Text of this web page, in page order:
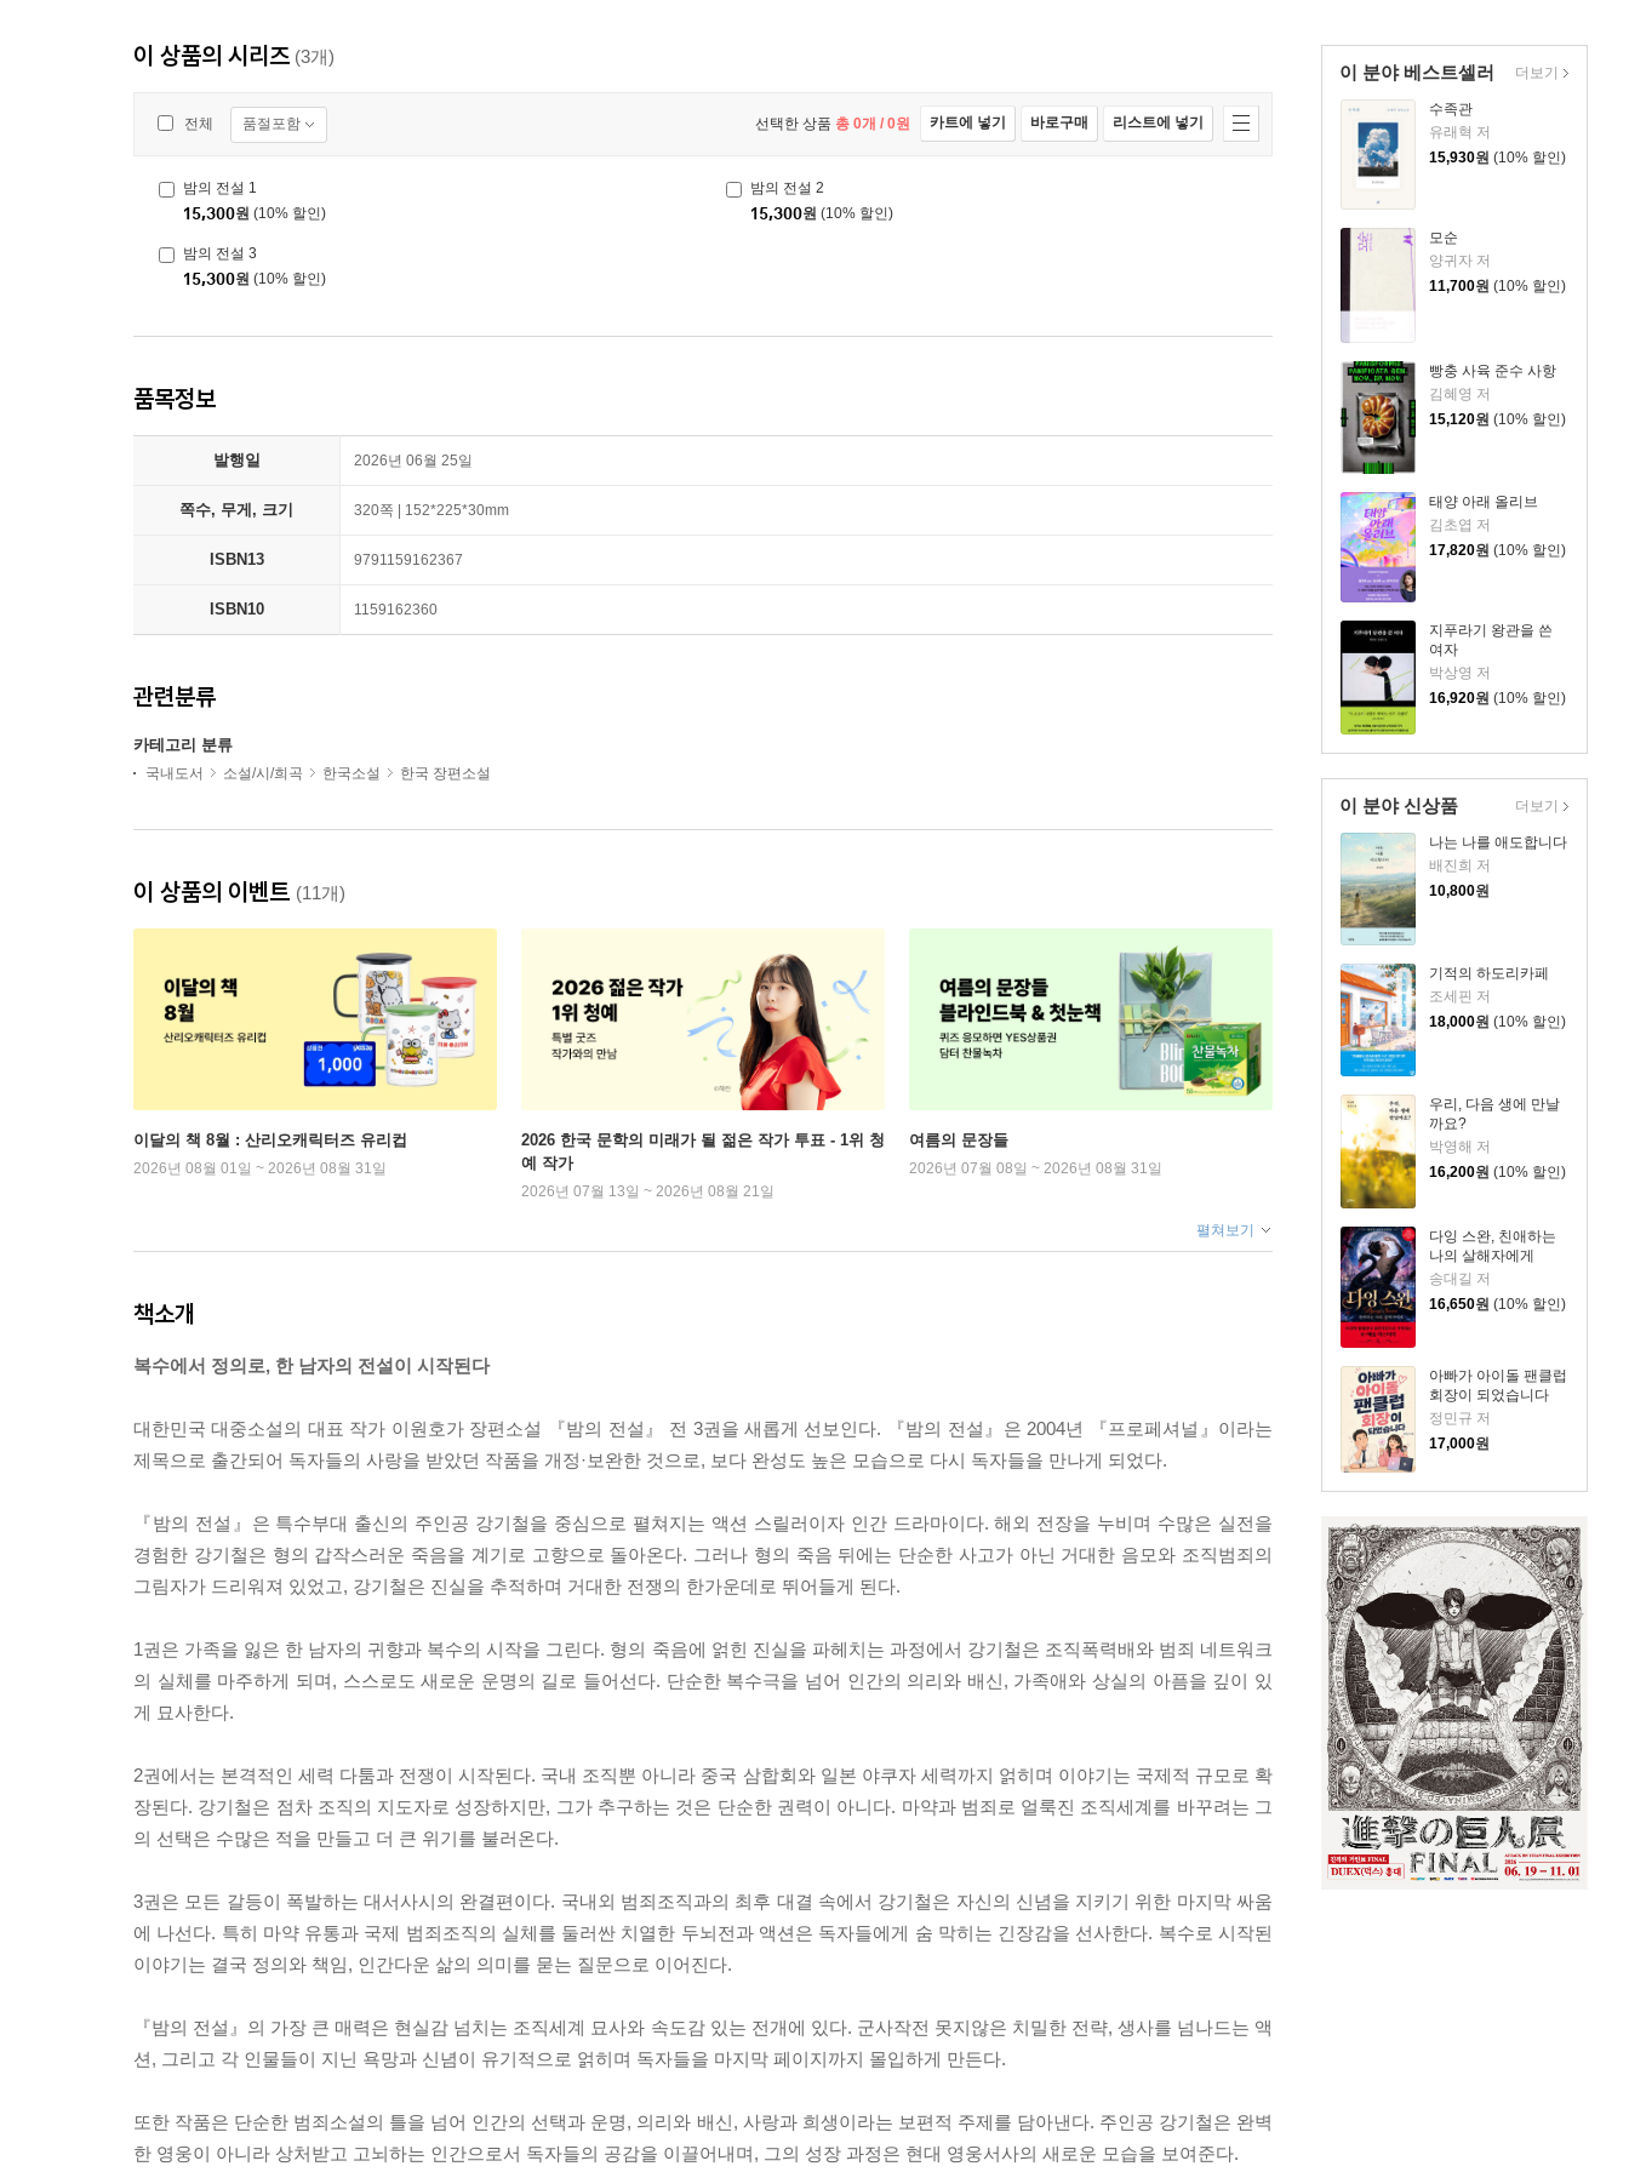
이 분야 베스트셀러
수족관
유래혁 저
15,930원 (10% 할인)
모순
양귀자 저
11,700원 (10% 할인)
빵충 사육 준수 사항
김혜영 저
15,120원 (10% 할인)
태양 아래 올리브
김초엽 저
17,820원 (10% 할인)
지푸라기 왕관을 쓴
여자
박상영 저
16,920원 (10% 할인)
더보기
이 분야 신상품
나는 나를 애도합니다
배진희 저
10,800원
기적의 하도리카페
조세핀 저
18,000원 (10% 할인)
우리, 다음 생에 만날
까요?
박영해 저
16,200원 (10% 할인)
다잉 스완, 친애하는
나의 살해자에게
송대길 저
16,650원 (10% 할인)
아빠가 아이돌 팬클럽
회장이 되었습니다
정민규 저
17,000원
더보기
이 상품의 시리즈 (3개)
전체 품절포함 선택한 상품 총 0개 / 0원 카트에 넣기 바로구매 리스트에 넣기
밤의 전설 1
15,300원 (10% 할인)
밤의 전설 2
15,300원 (10% 할인)
밤의 전설 3
15,300원 (10% 할인)
품목정보
발행일 2026년 06월 25일
쪽수, 무게, 크기 320쪽 | 152*225*30mm
ISBN13 9791159162367
ISBN10 1159162360
관련분류
카테고리 분류
국내도서 소설/시/희곡 한국소설 한국 장편소설
이 상품의 이벤트 (11개)
이달의 책 8월 : 산리오캐릭터즈 유리컵
2026년 08월 01일 ~ 2026년 08월 31일
2026 한국 문학의 미래가 될 젊은 작가 투표 - 1위 청
예 작가
2026년 07월 13일 ~ 2026년 08월 21일
여름의 문장들
2026년 07월 08일 ~ 2026년 08월 31일
펼쳐보기
책소개
복수에서 정의로, 한 남자의 전설이 시작된다
대한민국 대중소설의 대표 작가 이원호가 장편소설 『밤의 전설』 전 3권을 새롭게 선보인다. 『밤의 전설』은 2004년 『프로페셔널』이라는
제목으로 출간되어 독자들의 사랑을 받았던 작품을 개정·보완한 것으로, 보다 완성도 높은 모습으로 다시 독자들을 만나게 되었다.
『밤의 전설』은 특수부대 출신의 주인공 강기철을 중심으로 펼쳐지는 액션 스릴러이자 인간 드라마이다. 해외 전장을 누비며 수많은 실전을
경험한 강기철은 형의 갑작스러운 죽음을 계기로 고향으로 돌아온다. 그러나 형의 죽음 뒤에는 단순한 사고가 아닌 거대한 음모와 조직범죄의
그림자가 드리워져 있었고, 강기철은 진실을 추적하며 거대한 전쟁의 한가운데로 뛰어들게 된다.
1권은 가족을 잃은 한 남자의 귀향과 복수의 시작을 그린다. 형의 죽음에 얽힌 진실을 파헤치는 과정에서 강기철은 조직폭력배와 범죄 네트워크
의 실체를 마주하게 되며, 스스로도 새로운 운명의 길로 들어선다. 단순한 복수극을 넘어 인간의 의리와 배신, 가족애와 상실의 아픔을 깊이 있
게 묘사한다.
2권에서는 본격적인 세력 다툼과 전쟁이 시작된다. 국내 조직뿐 아니라 중국 삼합회와 일본 야쿠자 세력까지 얽히며 이야기는 국제적 규모로 확
장된다. 강기철은 점차 조직의 지도자로 성장하지만, 그가 추구하는 것은 단순한 권력이 아니다. 마약과 범죄로 얼룩진 조직세계를 바꾸려는 그
의 선택은 수많은 적을 만들고 더 큰 위기를 불러온다.
3권은 모든 갈등이 폭발하는 대서사시의 완결편이다. 국내외 범죄조직과의 최후 대결 속에서 강기철은 자신의 신념을 지키기 위한 마지막 싸움
에 나선다. 특히 마약 유통과 국제 범죄조직의 실체를 둘러싼 치열한 두뇌전과 액션은 독자들에게 숨 막히는 긴장감을 선사한다. 복수로 시작된
이야기는 결국 정의와 책임, 인간다운 삶의 의미를 묻는 질문으로 이어진다.
『밤의 전설』의 가장 큰 매력은 현실감 넘치는 조직세계 묘사와 속도감 있는 전개에 있다. 군사작전 못지않은 치밀한 전략, 생사를 넘나드는 액
션, 그리고 각 인물들이 지닌 욕망과 신념이 유기적으로 얽히며 독자들을 마지막 페이지까지 몰입하게 만든다.
또한 작품은 단순한 범죄소설의 틀을 넘어 인간의 선택과 운명, 의리와 배신, 사랑과 희생이라는 보편적 주제를 담아낸다. 주인공 강기철은 완벽
한 영웅이 아니라 상처받고 고뇌하는 인간으로서 독자들의 공감을 이끌어내며, 그의 성장 과정은 현대 영웅서사의 새로운 모습을 보여준다.